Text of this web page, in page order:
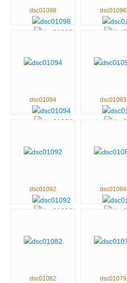
dsc01098 dsc01096
dsc01094 dsc01093
dsc01092 dsc01084
dsc01082 dsc01079